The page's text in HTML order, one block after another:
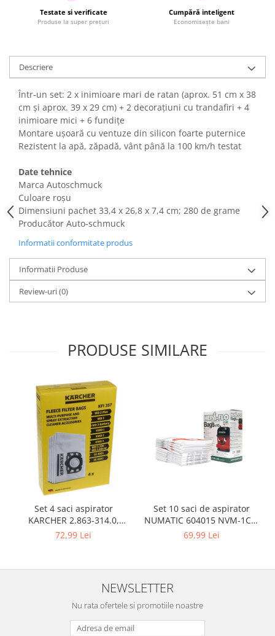
Uscatoare rufe
Utilaje si materiale de constructii
Accesorii tablete
Laptopuri si Accesorii
Telefoane Mobile & accesorii
Wearable & Gadgeturi
Electrocasnice & Climatizare
Accesorii si piese masini spalat
Accesorii si piese masini spalat
vase
Aparate Frigorifice
Aparate Racire Aer
Climatizare & sisteme de incalzire
Electrocasnice pentru Bucatarie
Fiare de calcat si masini de cusut
Ingrijire Locuinta
Ceasuri dama
Cutii, curele si accesorii ceasuri
Genti si accesorii barbati
Genti si accesorii femei
Imbracaminte barbati
Imbracaminte femei
Imbracaminte si Incaltaminte copii
Incaltaminte barbati
Incaltaminte femei
Ochelari de soare
Ochelari de vedere
Console, Jocuri & Accesorii
Ingrijire personala & Cosmetice
Accesorii aparate de ras electrice
Testate si verificate
Produse la super prețuri
Cumpără inteligent
Economisește bani
Descriere
Într-un set: 2 x inimioare mari de ratan (aprox. 51 cm x 38
cm și aprox. 39 x 29 cm) + 2 decorațiuni cu trandafiri + 4
inimioare mici + 6 fundițe
Montare ușoară cu ventuze din silicon foarte puternice
Rezistent la apă, zăpadă, vânt până la 100 km/h testat
Date tehnice
Marca Autoschmuck
Culoare roșu
Dimensiuni pachet ‎33,4 x 26,8 x 7,4 cm; 280 de grame
Producător Auto-schmuck
Informatii conformitate produs
Informatii Produse
Review-uri(0)
PRODUSE SIMILARE
Set 4 saci aspirator
KARCHER 2.863-314.0,
compatibil cu WD, KWD, SE
72,99 Lei
Set 10 saci de aspirator
NUMATIC 604015 NVM-1CH,
9L
69,99 Lei
NEWSLETTER
Nu rata ofertele si promotiile noastre